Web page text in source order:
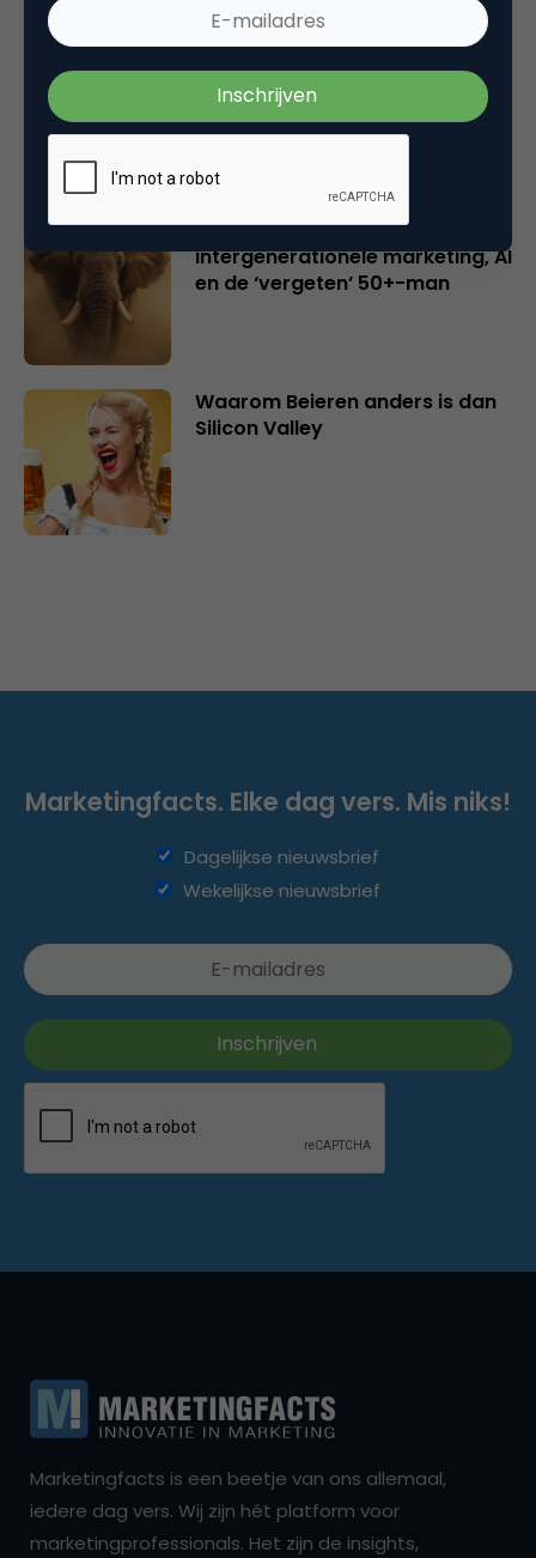
van innovatie en ontsluiter en
verbinder van industrieën
belangrijker en urgenter dan
ooit
Inspiratie uit Londen:
intergenerationele marketing, AI
en de ‘vergeten’ 50+-man
Waarom Beieren anders is dan
Silicon Valley
Marketingfacts. Elke dag vers. Mis niks!
Dagelijkse nieuwsbrief
Wekelijkse nieuwsbrief
Marketingfacts is een beetje van ons allemaal,
iedere dag vers. Wij zijn hét platform voor
marketingprofessionals. Het zijn de insights,